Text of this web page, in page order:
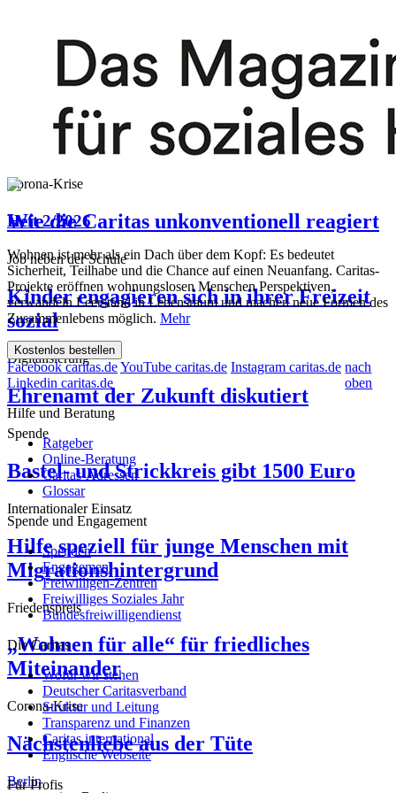
Mittel gegen Langeweile
Unterstützung für Familien: Caritas
Baden-Baden verteilt Spielzeug für
Corona-Krise
Wie die Caritas unkonventionell reagiert
Job neben der Schule
Kinder engagieren sich in ihrer Freizeit
sozial
Digitalisierung
Ehrenamt der Zukunft diskutiert
Spende
Bastel- und Strickkreis gibt 1500 Euro
Internationaler Einsatz
Hilfe speziell für junge Menschen mit
Migrationshintergrund
Friedenspreis
„Wohnen für alle“ für friedliches
Miteinander
Corona-Krise
Nächstenliebe aus der Tüte
Berlin
Heft 2/2026
Wohnen ist mehr als ein Dach über dem Kopf: Es bedeutet
Sicherheit, Teilhabe und die Chance auf einen Neuanfang. Caritas-
Projekte eröffnen wohnungslosen Menschen Perspektiven,
verwandeln Leerstand in Lebensraum und machen neue Formen des
Zusammenlebens möglich. Mehr
Kostenlos bestellen
Facebook caritas.deYouTube caritas.de Instagram caritas.de
Linkedin caritas.de
nach
oben
Hilfe und Beratung
Ratgeber
Online-Beratung
Caritas-Adressen
Glossar
Spende und Engagement
Spenden
Engagement
Freiwilligen-Zentren
Freiwilliges Soziales Jahr
Bundesfreiwilligendienst
Die Caritas
Wofür wir stehen
Deutscher Caritasverband
Struktur und Leitung
Transparenz und Finanzen
Caritas international
Englische Webseite
Für Profis